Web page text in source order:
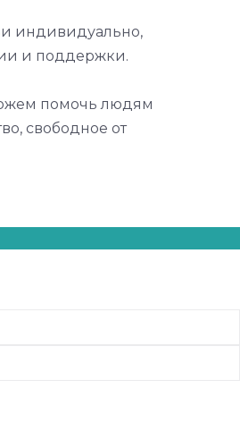
индивидуально,
и поддержки.
помочь людям
свободное от